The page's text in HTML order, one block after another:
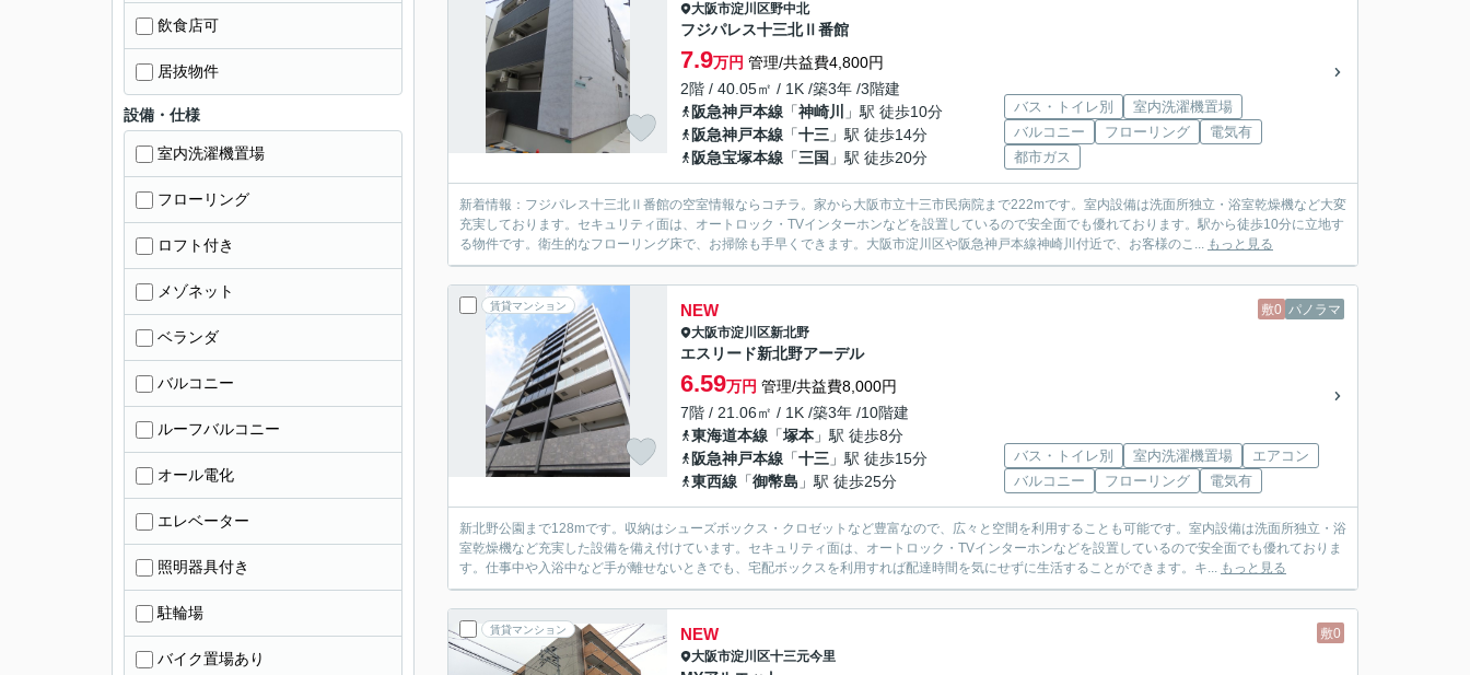
大阪市淀川区野中北
フジパレス十三北Ⅱ番館
7.9万円 管理/共益費4,800円
2階 / 40.05㎡ / 1K /築3年 /3階建
阪急神戸本線 「神崎川
」駅 徒歩10分
阪急神戸本線 「十三 」駅 徒歩14分
阪急宝塚本線 「三国 」駅 徒歩20分
バス・トイレ別
室内洗濯機置場
バルコニー
フローリング
電気有
都市ガス
新着情報：フジパレス十三北Ⅱ番館の空室情報ならコチラ。家から大阪市立十三市民病院まで222mです。室内設備は洗面所独立・浴室乾燥機など大変
充実しております。セキュリティ面は、オートロック・TVインターホンなどを設置しているので安全面でも優れております。駅から徒歩10分に立地す
る物件です。衛生的なフローリング床で、お掃除も手早くできます。大阪市淀川区や阪急神戸本線神崎川付近で、お客様のこ... もっと見る
賃貸マンション 敷0 パノラマ
NEW
大阪市淀川区新北野
エスリード新北野アーデル
6.59万円 管理/共益費8,000円
7階 / 21.06㎡ / 1K /築3年 /10階建
東海道本線 「塚本 」駅 徒歩8分
阪急神戸本線 「十三 」駅 徒歩15分
東西線 「御幣島 」駅 徒歩25分
バス・トイレ別 室内洗濯機置場
エアコン
バルコニー
フローリング 電気有
新北野公園まで128mです。収納はシューズボックス・クロゼットなど豊富なので、広々と空間を利用することも可能です。室内設備は洗面所独立・浴
室乾燥機など充実した設備を備え付けています。セキュリティ面は、オートロック・TVインターホンなどを設置しているので安全面でも優れておりま
す。仕事中や入浴中など手が離せないときでも、宅配ボックスを利用すれば配達時間を気にせずに生活することができます。キ... もっと見る
賃貸マンション 敷0
NEW
大阪市淀川区十三元今里
飲食店可
居抜物件
設備・仕様
室内洗濯機置場
フローリング
ロフト付き
メゾネット
ベランダ
バルコニー
ルーフバルコニー
オール電化
エレベーター
照明器具付き
駐輪場
バイク置場あり